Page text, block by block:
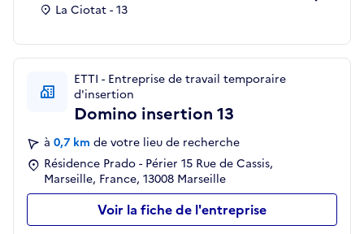
La Ciotat - 13
ETTI - Entreprise de travail temporaire
d'insertion
Domino insertion 13
à 0,7 km de votre lieu de recherche
Résidence Prado - Périer 15 Rue de Cassis,
Marseille, France, 13008 Marseille
Voir la fiche de l'entreprise